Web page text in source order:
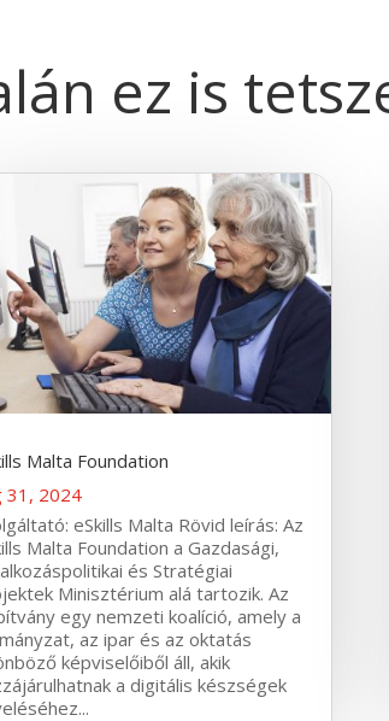
ez is
Malta Foundation
31, 2024
eSkills Malta Rövid leírás: Az
Malta Foundation a Gazdasági,
és Stratégiai
Minisztérium alá tartozik. Az
egy nemzeti koalíció, amely a
az ipar és az oktatás
képviselőiből áll, akik
a digitális készségek